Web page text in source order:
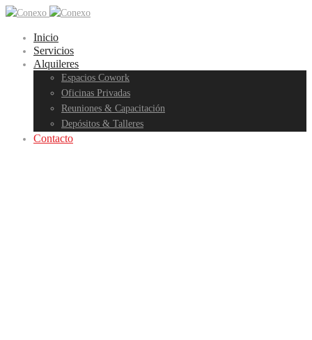
Inicio
Servicios
Alquileres
Espacios Cowork
Oficinas Privadas
Reuniones & Capacitación
Depósitos & Talleres
Contacto